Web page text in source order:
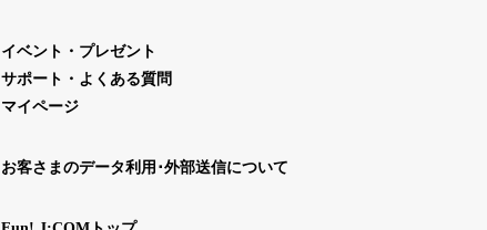
イベント・プレゼント
サポート・よくある質問
マイページ
お客さまのデータ利用･外部送信について